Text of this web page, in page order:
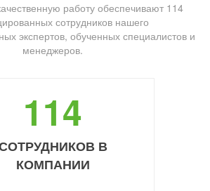
работу обеспечивают 114
сотрудников нашего
экспертов, обученных специалистов и
менеджеров.
114
В
КОМПАНИИ